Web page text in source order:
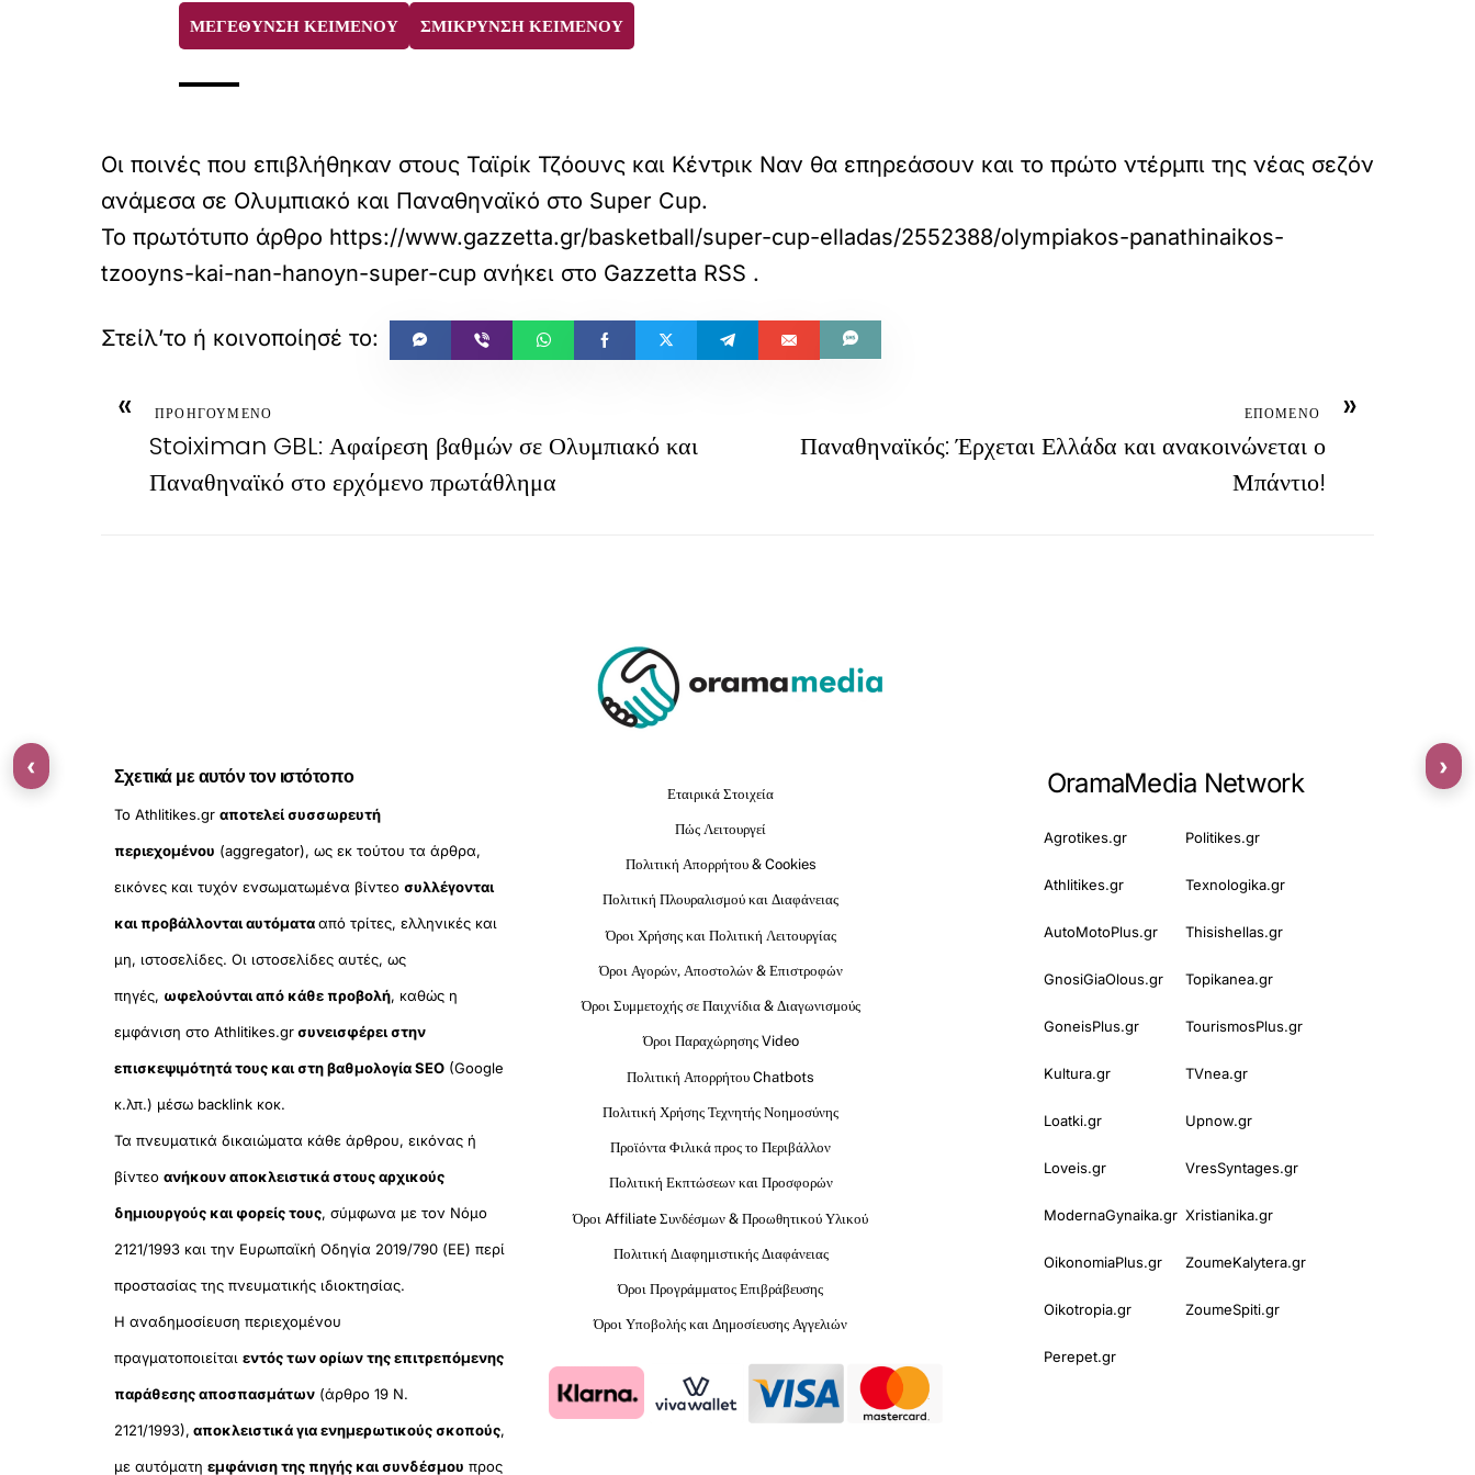
ΜΕΓΕΘΥΝΣΗ ΚΕΙΜΕΝΟΥ ΣΜΙΚΡΥΝΣΗ ΚΕΙΜΕΝΟΥ
Οι ποινές που επιβλήθηκαν στους Ταϊρίκ Τζόουνς και Κέντρικ Ναν θα επηρεάσουν και το πρώτο ντέρμπι της νέας σεζόν
ανάμεσα σε Ολυμπιακό και Παναθηναϊκό στο Super Cup.
Το πρωτότυπο άρθρο https://www.gazzetta.gr/basketball/super-cup-elladas/2552388/olympiakos-panathinaikos-
tzooyns-kai-nan-hanoyn-super-cup ανήκει στο Gazzetta RSS .
« ΠΡΟΗΓΟΥΜΕΝΟ
Stoiximan GBL: Αφαίρεση βαθμών σε Ολυμπιακό και
Παναθηναϊκό στο ερχόμενο πρωτάθλημα
»
ΕΠΟΜΕΝΟ
Παναθηναϊκός: Έρχεται Ελλάδα και ανακοινώνεται ο
Μπάντιο!
Σχετικά με αυτόν τον ιστότοπο
Το Athlitikes.gr αποτελεί συσσωρευτή
περιεχομένου (aggregator), ως εκ τούτου τα άρθρα,
εικόνες και τυχόν ενσωματωμένα βίντεο συλλέγονται
και προβάλλονται αυτόματααπό τρίτες, ελληνικές και
μη, ιστοσελίδες. Οι ιστοσελίδες αυτές, ως
πηγές, ωφελούνται από κάθε προβολή, καθώς η
εμφάνιση στο Athlitikes.grσυνεισφέρει στην
επισκεψιμότητά τους και στη βαθμολογία SEO(Google
κ.λπ.) μέσω backlink κοκ.
Τα πνευματικά δικαιώματα κάθε άρθρου, εικόνας ή
βίντεο ανήκουν αποκλειστικά στους αρχικούς
δημιουργούς και φορείς τους, σύμφωνα με τον Νόμο
2121/1993 και την Ευρωπαϊκή Οδηγία 2019/790 (ΕΕ) περί
προστασίας της πνευματικής ιδιοκτησίας.
Η αναδημοσίευση περιεχομένου
πραγματοποιείται εντός των ορίων της επιτρεπόμενης
παράθεσης αποσπασμάτων(άρθρο 19 Ν.
2121/1993), αποκλειστικά για ενημερωτικούς σκοπούς,
με αυτόματη εμφάνιση της πηγής και συνδέσμου προς
Εταιρικά Στοιχεία
Πώς Λειτουργεί
Πολιτική Απορρήτου & Cookies
Πολιτική Πλουραλισμού και Διαφάνειας
Όροι Χρήσης και Πολιτική Λειτουργίας
Όροι Αγορών, Αποστολών & Επιστροφών
Όροι Συμμετοχής σε Παιχνίδια & Διαγωνισμούς
Όροι Παραχώρησης Video
Πολιτική Απορρήτου Chatbots
Πολιτική Χρήσης Τεχνητής Νοημοσύνης
Προϊόντα Φιλικά προς το Περιβάλλον
Πολιτική Εκπτώσεων και Προσφορών
Όροι Affiliate Συνδέσμων & Προωθητικού Υλικού
Πολιτική Διαφημιστικής Διαφάνειας
Όροι Προγράμματος Επιβράβευσης
Όροι Υποβολής και Δημοσίευσης Αγγελιών
OramaMedia Network
Agrotikes.gr Politikes.gr
Athlitikes.gr Texnologika.gr
AutoMotoPlus.gr Thisishellas.gr
GnosiGiaOlous.gr Topikanea.gr
GoneisPlus.gr TourismosPlus.gr
Kultura.gr TVnea.gr
Loatki.gr Upnow.gr
Loveis.gr VresSyntages.gr
ModernaGynaika.gr Xristianika.gr
OikonomiaPlus.gr ZoumeKalytera.gr
Oikotropia.gr ZoumeSpiti.gr
Perepet.gr
‹ ›